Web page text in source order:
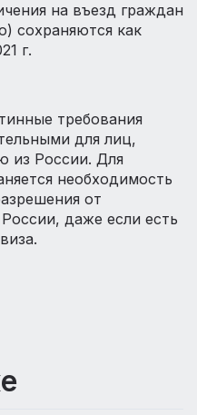
на въезд граждан
сохраняются как
г.
требования
для лиц,
из России. Для
необходимость
от
даже если есть